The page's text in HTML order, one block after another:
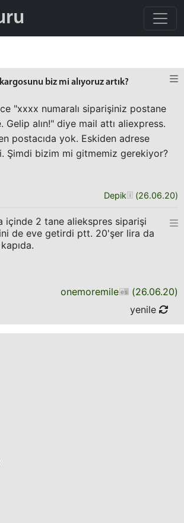
biz mi alıyoruz artık?
"xxxx numaralı siparişiniz postane
Gelip alın!" diye mail attı aliexpress.
postacıda yok. Eskiden adrese
Şimdi bizim mi gitmemiz gerekiyor?
Depik (26.06.20)
içinde 2 tane aliekspres siparişi
de eve getirdi ptt. 20'şer lira da
onemoremile (26.06.20)
yenile